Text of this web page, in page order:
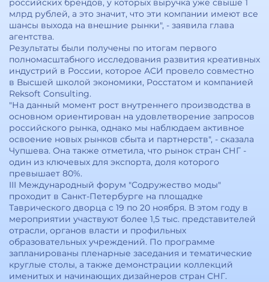
российских брендов, у которых выручка уже свыше 1
млрд рублей, а это значит, что эти компании имеют все
шансы выхода на внешние рынки", - заявила глава
агентства.
Результаты были получены по итогам первого
полномасштабного исследования развития креативных
индустрий в России, которое АСИ провело совместно
в Высшей школой экономики, Росстатом и компанией
Reksoft Consulting.
"На данный момент рост внутреннего производства в
основном ориентирован на удовлетворение запросов
российского рынка, однако мы наблюдаем активное
освоение новых рынков сбыта и партнерств", - сказала
Чупшева. Она также отметила, что рынок стран СНГ -
один из ключевых для экспорта, доля которого
превышает 80%.
III Международный форум "Содружество моды"
проходит в Санкт-Петербурге на площадке
Таврического дворца с 19 по 20 ноября. В этом году в
мероприятии участвуют более 1,5 тыс. представителей
отрасли, органов власти и профильных
образовательных учреждений. По программе
запланированы пленарные заседания и тематические
круглые столы, а также демонстрации коллекций
именитых и начинающих дизайнеров стран СНГ.